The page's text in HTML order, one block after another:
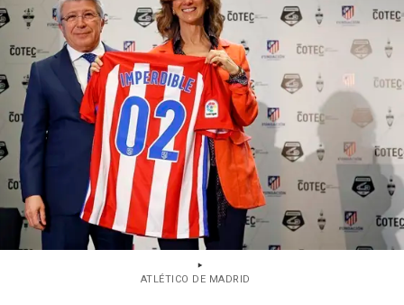
ATLÉTICO DE MADRID